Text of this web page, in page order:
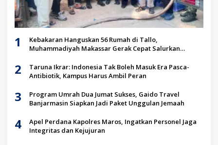
1
Kebakaran Hanguskan 56 Rumah di Tallo,
Muhammadiyah Makassar Gerak Cepat Salurkan
2
Taruna Ikrar: Indonesia Tak Boleh Masuk Era Pasca-
Antibiotik, Kampus Harus Ambil Peran
3
Program Umrah Dua Jumat Sukses, Gaido Travel
Banjarmasin Siapkan Jadi Paket Unggulan Jemaah
4
Apel Perdana Kapolres Maros, Ingatkan Personel Jaga
Integritas dan Kejujuran